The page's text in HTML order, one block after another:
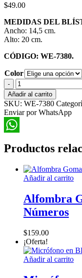
$49.00
MEDIDAS DEL
Ancho: 14,5 cm.
Alto: 20 cm.
CÓDIGO: WE-7380.
Color
Hipopótamo
Nadador
cantidad
Añadir al carrito
SKU: WE-7380
Enviar por WhatsApp
Productos
Añadir al carrito
Alfombra
Números
$159.00
¡Oferta!
Añadir al carrito